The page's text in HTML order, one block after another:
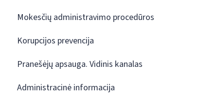
Mokesčių administravimo procedūros
Korupcijos prevencija
Pranešėjų apsauga. Vidinis kanalas
Administracinė informacija